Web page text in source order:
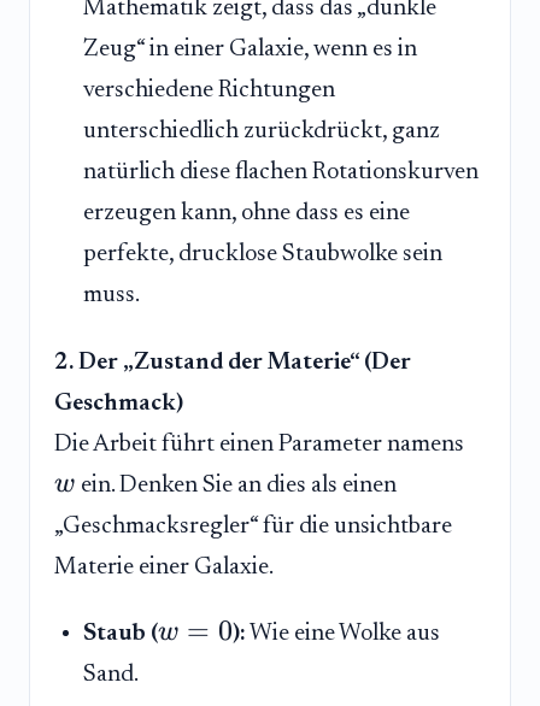
Mathematik zeigt, dass das „dunkle
Zeug“ in einer Galaxie, wenn es in
verschiedene Richtungen
unterschiedlich zurückdrückt, ganz
natürlich diese flachen Rotationskurven
erzeugen kann, ohne dass es eine
perfekte, drucklose Staubwolke sein
muss.
2. Der „Zustand der Materie“ (Der
Geschmack)
Die Arbeit führt einen Parameter namens
w ein. Denken Sie an dies als einen
„Geschmacksregler“ für die unsichtbare
Materie einer Galaxie.
Staub (w = 0): Wie eine Wolke aus
Sand.